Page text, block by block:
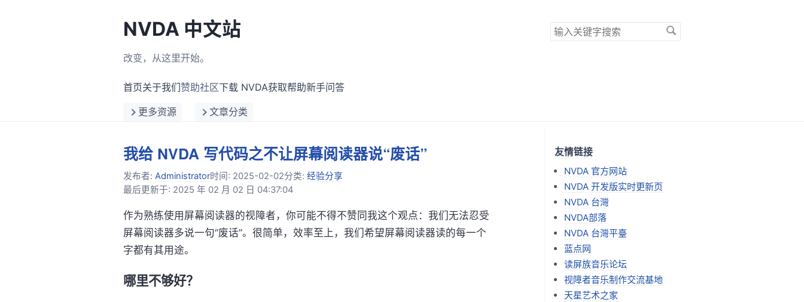
NVDA 中文站
改变，从这里开始。
搜
首页关于我们赞助社区下载 NVDA获取帮助新手问答
更多资源 文章分类
我给 NVDA 写代码之不让屏幕阅读器说“废话”
发布者: Administrator时间: 2025-02-02分类: 经验分享
最后更新于: 2025 年 02 月 02 日 04:37:04
作为熟练使用屏幕阅读器的视障者，你可能不得不赞同我这个观点：我们无法忍受
屏幕阅读器多说一句“废话”。很简单，效率至上，我们希望屏幕阅读器读的每一个
字都有其用途。
哪里不够好？
友情链接
NVDA 官方网站
NVDA 开发版实时更新页
NVDA 台灣
NVDA部落
NVDA 台灣平臺
蓝点网
读屏族音乐论坛
视障者音乐制作交流基地
天星艺术之家